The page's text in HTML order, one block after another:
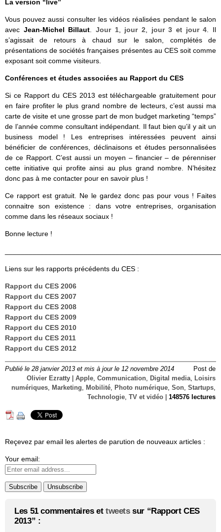
La version “live”
Vous pouvez aussi consulter les vidéos réalisées pendant le salon
avec Jean-Michel Billaut .Jour 1, jour 2 jour 3 et jour 4 . Il
s’agissait de retours à chaud sur le salon, complétés de
présentations de sociétés françaises présentes au CES soit comme
exposant soit comme visiteurs.
Conférences et études associées au Rapport du CES
Si ce Rapport du CES 2013 est téléchargeable gratuitement pour
en faire profiter le plus grand nombre de lecteurs, c’est aussi ma
carte de visite et une grosse part de mon budget marketing “temps”
de l’année comme consultant indépendant. Il faut bien qu’il y ait un
business model ! Les entreprises intéressées peuvent ainsi
bénéficier de conférences, déclinaisons et études personnalisées
de ce Rapport. C’est aussi un moyen – financier – de pérenniser
cette initiative qui profite ainsi au plus grand nombre. N’hésitez
donc pas à me contacter pour en savoir plus !
Ce rapport est gratuit. Ne le gardez donc pas pour vous ! Faites
connaitre son existence : dans votre entreprises, organisation
comme dans les réseaux sociaux !
Bonne lecture !
Liens sur les rapports précédents du CES :
Rapport du CES 2006
Rapport du CES 2007
Rapport du CES 2008
Rapport du CES 2009
Rapport du CES 2010
Rapport du CES 2011
Rapport du CES 2012
Publié le 28 janvier 2013 et mis à jour le 12 novembre 2014
Post de
Olivier Ezratty
Apple Communication Digital media
Loisirs
numériques
Marketing Mobilité Photo numérique Son Startups
Technologie TV et vidéo 148576 lectures
Reçevez par email les alertes de parution de nouveaux articles :
Your email:
Les 51 commentaires et tweetssur “Rapport CES
2013” :